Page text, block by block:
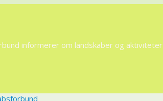
informerer om landskaber og aktiviteter